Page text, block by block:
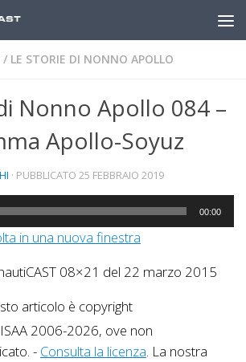
/ LE STORIE DI NONNO APOLLO
Nonno Apollo 084 –
Apollo-Soyuz
· PUBBLICATO 25 FEBBRAIO 2019
00:00
in una nuova finestra
08×21 del 22 marzo 2015
articolo è copyright
2006-2026, ove non
- Consulta la licenza. La nostra